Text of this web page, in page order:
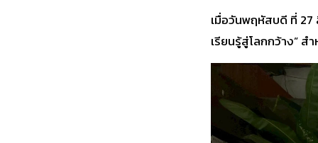
เมื่อวันพฤหัสบดี ที่ 27
เรียนรู้สู่โลกกว้าง”